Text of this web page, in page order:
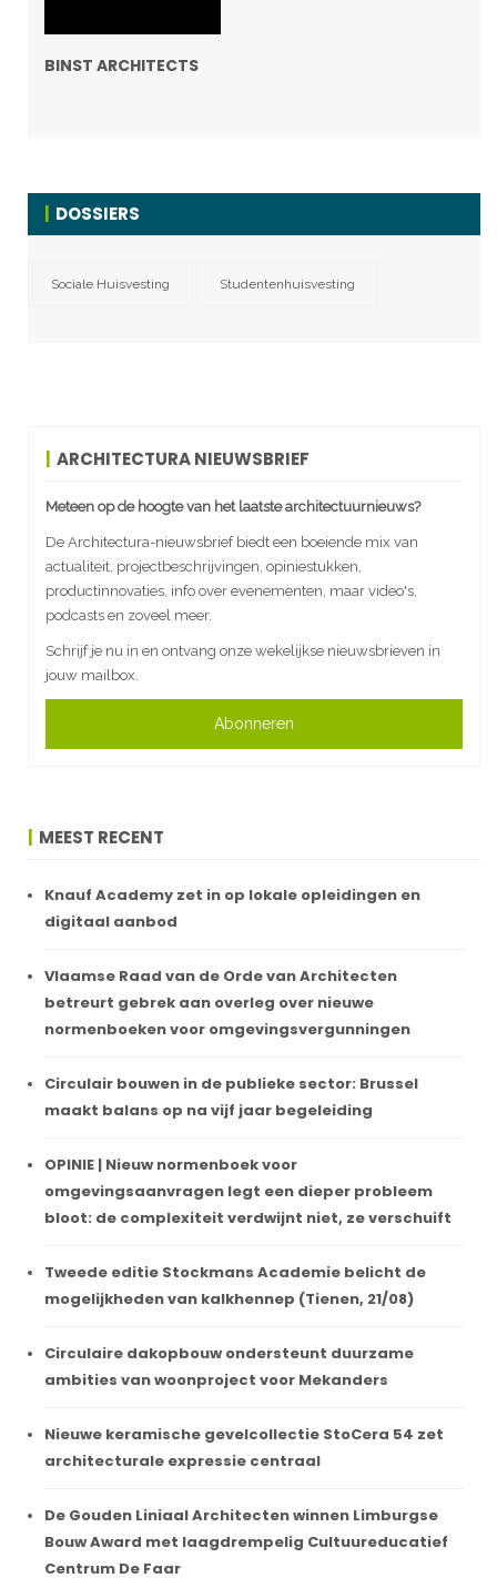
BINST ARCHITECTS
DOSSIERS
Sociale Huisvesting Studentenhuisvesting
ARCHITECTURA NIEUWSBRIEF
Meteen op de hoogte van het laatste architectuurnieuws?
De Architectura-nieuwsbrief biedt een boeiende mix van
actualiteit, projectbeschrijvingen, opiniestukken,
productinnovaties, info over evenementen, maar video's,
podcasts en zoveel meer.
Schrijf je nu in en ontvang onze wekelijkse nieuwsbrieven in
jouw mailbox.
Abonneren
MEEST RECENT
Knauf Academy zet in op lokale opleidingen en
digitaal aanbod
Vlaamse Raad van de Orde van Architecten
betreurt gebrek aan overleg over nieuwe
normenboeken voor omgevingsvergunningen
Circulair bouwen in de publieke sector: Brussel
maakt balans op na vijf jaar begeleiding
OPINIE | Nieuw normenboek voor
omgevingsaanvragen legt een dieper probleem
bloot: de complexiteit verdwijnt niet, ze verschuift
Tweede editie Stockmans Academie belicht de
mogelijkheden van kalkhennep (Tienen, 21/08)
Circulaire dakopbouw ondersteunt duurzame
ambities van woonproject voor Mekanders
Nieuwe keramische gevelcollectie StoCera 54 zet
architecturale expressie centraal
De Gouden Liniaal Architecten winnen Limburgse
Bouw Award met laagdrempelig Cultuureducatief
Centrum De Faar